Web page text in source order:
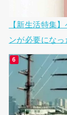
【新生活特集
ンが必要にな